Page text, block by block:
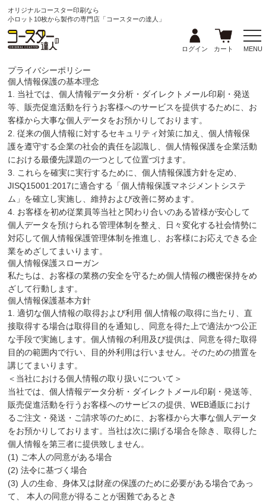
オリジナルコースター印刷なら
小ロット10枚から製作の専門店「コースターの達人」
ログイン カート MENU
プライバシーポリシー
個人情報保護の基本理念
1. 当社では、個人情報データ分析・ダイレクトメール印刷・発送
等、販売促進活動を行うお客様へのサービスを提供するために、お
客様から大事な個人データをお預かりしております。
2. 従来の個人情報に対するセキュリティ対策に加え、個人情報保
護を遵守する企業の社会的責任を認識し、個人情報保護を企業活動
における最優先課題の一つとして位置づけます。
3. これらを確実に実行するために、個人情報保護方針を定め、
JISQ15001:2017に適合する「個人情報保護マネジメントシステ
ム」を確立し実施し、維持および改善に努めます。
4. お客様を初め従業員等当社と関わり合いのある皆様が安心して
個人データを預けられる管理体制を整え、日々変化する社会情勢に
対応して個人情報保護管理体制を推進し、お客様にお応えできる企
業をめざしてまいります。
個人情報保護スローガン
私たちは、お客様の業務の安全を守るため個人情報の機密保持をめ
ざして行動します。
個人情報保護基本方針
1. 適切な個人情報の取得および利用 個人情報の取得に当たり、直
接取得する場合は取得目的を通知し、同意を得た上で適法かつ公正
な手段で実施します。個人情報の利用及び提供は、同意を得た取得
目的の範囲内で行い、目的外利用は行いません。そのための措置を
講じてまいります。
＜当社における個人情報の取り扱いについて＞
当社では、個人情報データ分析・ダイレクトメール印刷・発送等、
販売促進活動を行うお客様へのサービスの提供、WEB通販におけ
るご注文・発送・ご請求等のために、お客様から大事な個人データ
をお預かりしております。当社は次に揚げる場合を除き、取得した
個人情報を第三者に提供致しません。
(1) ご本人の同意がある場合
(2) 法令に基づく場合
(3) 人の生命、身体又は財産の保護のために必要がある場合であっ
て、 本人の同意が得ることが困難であるとき